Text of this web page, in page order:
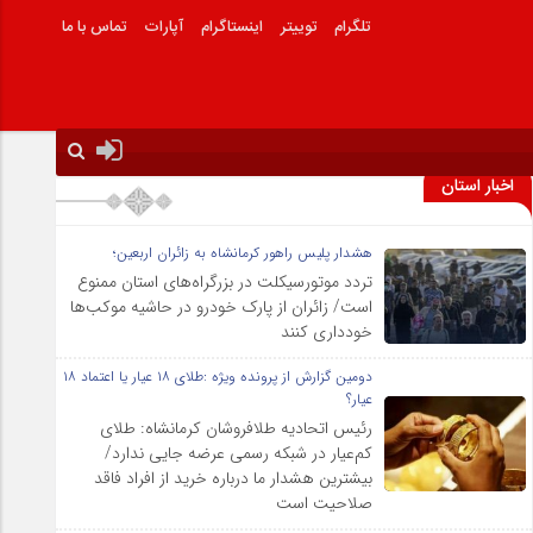
تلگرام توییتر اینستاگرام آپارات تماس با ما
اخبار استان
هشدار پلیس راهور کرمانشاه به زائران اربعین؛
تردد موتورسیکلت در بزرگراه‌های استان ممنوع
است/ زائران از پارک خودرو در حاشیه موکب‌ها
خودداری کنند
دومین گزارش از پرونده ویژه :طلای ۱۸ عیار یا اعتماد ۱۸
عیار؟
رئیس اتحادیه طلافروشان کرمانشاه: طلای
کم‌عیار در شبکه رسمی عرضه جایی ندارد/
بیشترین هشدار ما درباره خرید از افراد فاقد
صلاحیت است